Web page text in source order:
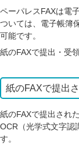
ペーパレスFAXは電
ついては、電子帳簿
可能です。
紙のFAXで提出・受
紙のFAXで提出
紙のFAXで提出され
OCR（光学式文字認
す。